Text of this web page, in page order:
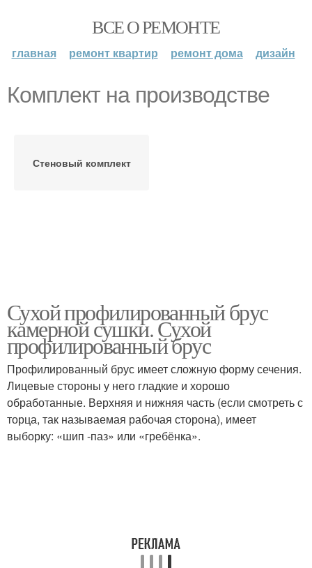
ВСЕ О РЕМОНТЕ
главная ремонт квартир ремонт дома дизайн
Комплект на производстве
Стеновый комплект
Сухой профилированный брус
камерной сушки. Сухой
профилированный брус
Профилированный брус имеет сложную форму сечения.
Лицевые стороны у него гладкие и хорошо
обработанные. Верхняя и нижняя часть (если смотреть с
торца, так называемая рабочая сторона), имеет
выборку: «шип -паз» или «гребёнка».